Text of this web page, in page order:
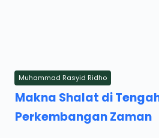
Muhammad Rasyid Ridho
Saturday, 21 February 2026
Makna Shalat di
Perkembangan Zaman